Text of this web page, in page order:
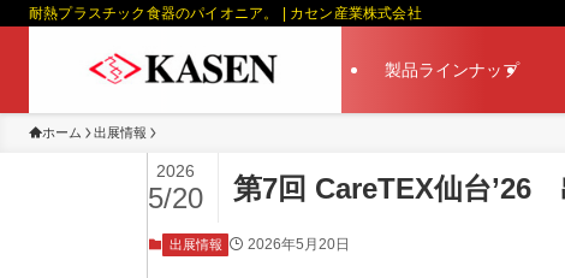
耐熱プラスチック食器のパイオニア。 | カセン産業株式会社
製品ラインナップ
ホーム 出展情報
第7回 CareTEX仙台’26
2026
5/20
出展情報 2026年5月20日